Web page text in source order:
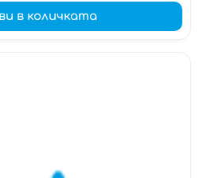
в количката